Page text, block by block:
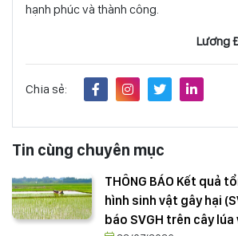
hạnh phúc và thành công.
Lương
Chia sẻ:
Tin cùng chuyên mục
THÔNG BÁO Kết quả
hình sinh vật gây hại
báo SVGH trên cây lúa